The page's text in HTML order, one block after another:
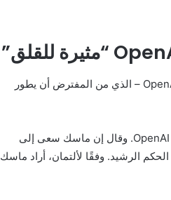
تزعم الدعوى القضائية التي رفعها ماسك أن ألتمان تحايل على هيكل شركة OpenAI – الذي من المفترض أن يطور
وفقًا لرواية ألتمان، كان ” ماسك ” هو من أراد الحفاظ على قبضته القوية على OpenAI. وقال إن ماسك سعى إلى
الرشيد. وفقًا لألتمان، أراد ماسك